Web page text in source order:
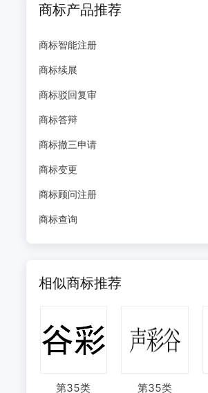
商标产品推荐
商标智能注册
商标续展
商标驳回复审
商标答辩
商标撤三申请
商标变更
商标顾问注册
商标查询
相似商标推荐
第35类 第35类